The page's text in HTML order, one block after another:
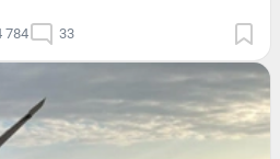
784 33